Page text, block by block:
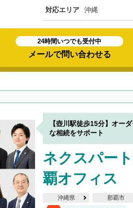
対応エリア 沖縄
24時間いつでも受付中
メールで問い合わせる
【壺川駅徒歩15分】オー
な相続をサポート
ネクスパー
覇オフィス
沖縄県 那覇市